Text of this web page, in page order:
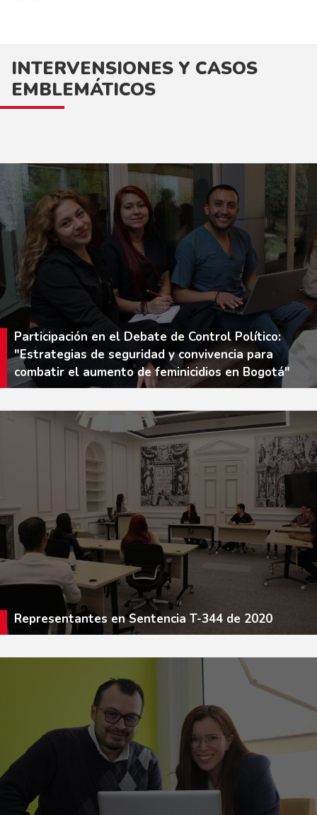
INTERVENSIONES Y CASOS
EMBLEMÁTICOS
Participación en el Debate de Control Político:
"Estrategias de seguridad y convivencia para
combatir el aumento de feminicidios en Bogotá"
Representantes en Sentencia T-344 de 2020